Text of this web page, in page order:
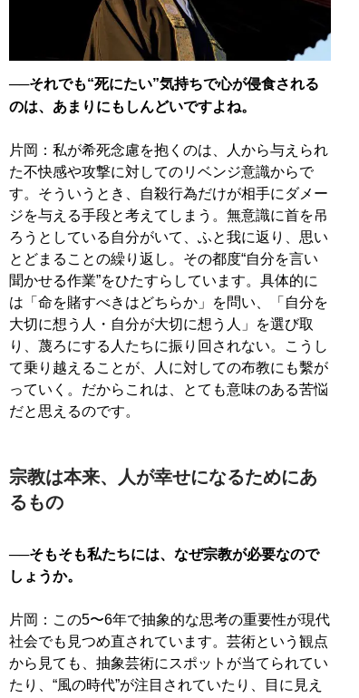
──それでも“死にたい”気持ちで心が侵食される
のは、あまりにもしんどいですよね。
片岡：私が希死念慮を抱くのは、人から与えられ
た不快感や攻撃に対してのリベンジ意識からで
す。そういうとき、自殺行為だけが相手にダメー
ジを与える手段と考えてしまう。無意識に首を吊
ろうとしている自分がいて、ふと我に返り、思い
とどまることの繰り返し。その都度“自分を言い
聞かせる作業”をひたすらしています。具体的に
は「命を賭すべきはどちらか」を問い、「自分を
大切に想う人・自分が大切に想う人」を選び取
り、蔑ろにする人たちに振り回されない。こうし
て乗り越えることが、人に対しての布教にも繫が
っていく。だからこれは、とても意味のある苦悩
だと思えるのです。
宗教は本来、人が幸せになるためにあ
るもの
──そもそも私たちには、なぜ宗教が必要なので
しょうか。
片岡：この5〜6年で抽象的な思考の重要性が現代
社会でも見つめ直されています。芸術という観点
から見ても、抽象芸術にスポットが当てられてい
たり、“風の時代”が注目されていたり、目に見え